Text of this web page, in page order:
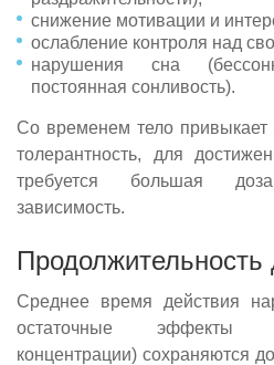
снижение мотивации и
ослабление контроля над
нарушения сна
постоянная сонливость).
Со временем тело привыкает
толерантность, для
требуется большая
зависимость.
Продолжительность
Среднее время действия
остаточные эффекты
концентрации) сохраняются